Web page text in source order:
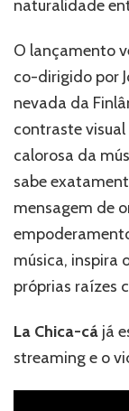
naturalidade
O lançamento
co-dirigido por
nevada da
contraste
calorosa da
sabe
mensagem de
música, inspira
próprias raízes
La Chica-cá já
streaming e o